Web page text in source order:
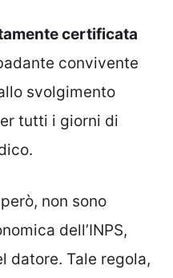
certificata
convivente
svolgimento
tutti i giorni di
non sono
dell’INPS,
datore. Tale regola,